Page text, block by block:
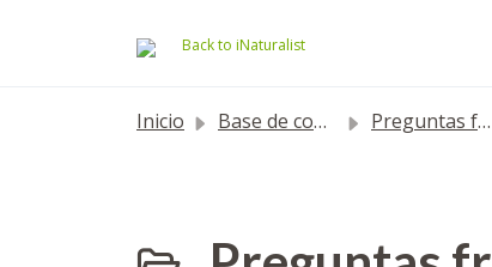
Back to iNaturalist
Inicio Base de conocimientos Preguntas frecuentes